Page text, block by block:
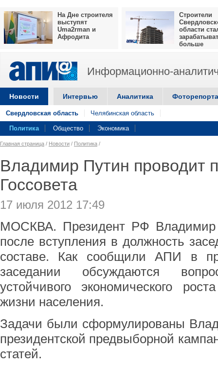
На Дне строителя
выступят
Uma2rman и
Афродита
Строители
области
больше
Информационно-
Новости Интервью Аналитика
Свердловская область Челябинская область
Политика Общество Экономика
Главная страница / Новости / Политика /
Владимир Путин проводит
Госсовета
17 июля 2012 17:49
МОСКВА. Президент РФ Владимир
после вступления в должность
составе. Как сообщили АПИ в
заседании обсуждаются
устойчивого экономического
жизни населения.
Задачи были сформулированы
президентской предвыборной
статей.